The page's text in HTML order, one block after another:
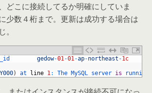
どこに接続してるか明確にしていま
少数４桁まで。更新は成功する場合は
gedow-01-01-ap-northeast -1c
) at line 1: The MySQL server is running